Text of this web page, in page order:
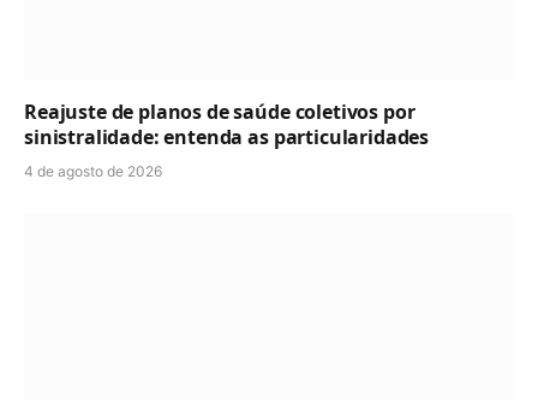
Reajuste de planos de saúde coletivos por
sinistralidade: entenda as particularidades
4 de agosto de 2026